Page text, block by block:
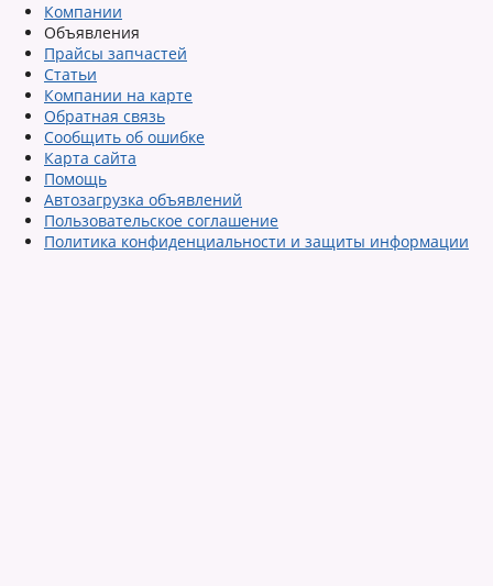
Компании
Объявления
Прайсы запчастей
Статьи
Компании на карте
Обратная связь
Сообщить об ошибке
Карта сайта
Помощь
Автозагрузка объявлений
Пользовательское соглашение
Политика конфиденциальности и защиты информации